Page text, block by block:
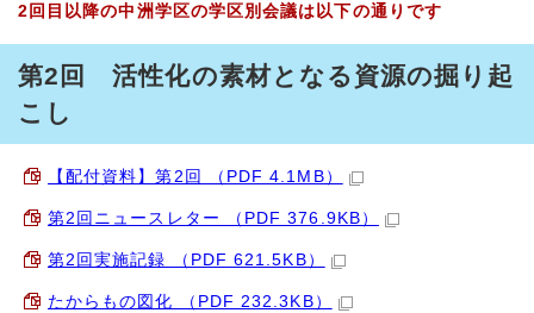
2回目以降の中洲学区の学区別会議は以下の通りです
第2回 活性化の素材となる資源の掘り起
こし
【配付資料】第2回 （PDF 4.1MB）
第2回ニュースレター （PDF 376.9KB）
第2回実施記録 （PDF 621.5KB）
たからもの図化 （PDF 232.3KB）